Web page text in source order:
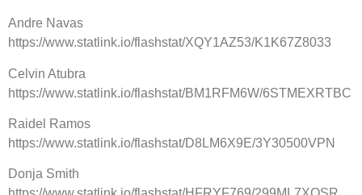
Andre Navas
https://www.statlink.io/flashstat/XQY1AZ53/K1K67Z8033
Celvin Atubra
https://www.statlink.io/flashstat/BM1RFM6W/6STMEXRTBC
Raidel Ramos
https://www.statlink.io/flashstat/D8LM6X9E/3Y30500VPN
Donja Smith